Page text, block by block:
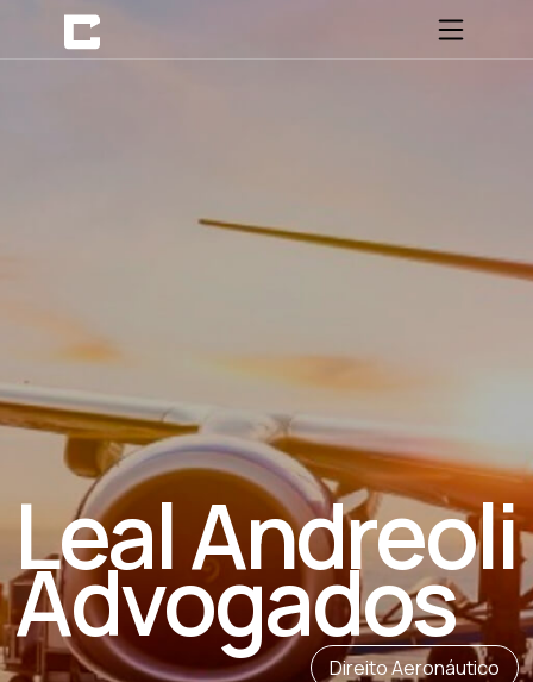
Leal Andreoli
Advogados
Direito Aeronáutico